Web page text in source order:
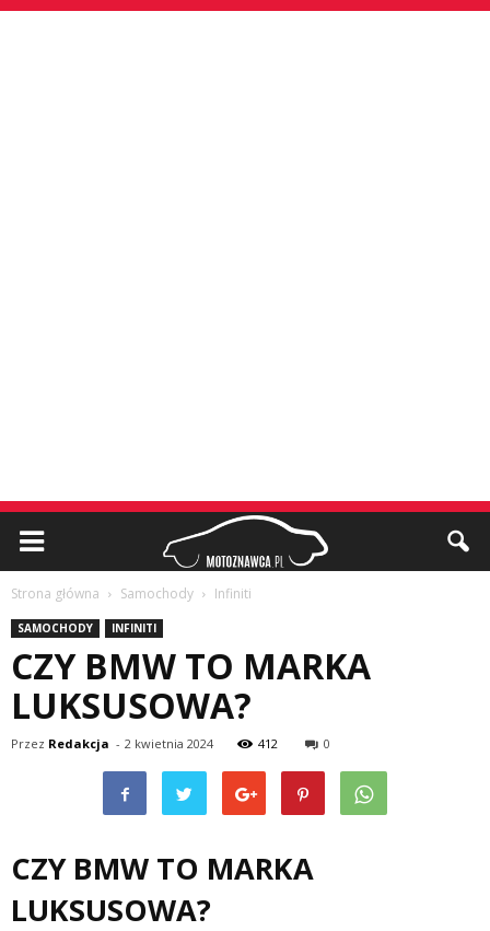
Strona główna Samochody Infiniti
SAMOCHODY INFINITI
CZY BMW TO MARKA
LUKSUSOWA?
Przez Redakcja - 2 kwietnia 2024 412 0
CZY BMW TO MARKA
LUKSUSOWA?